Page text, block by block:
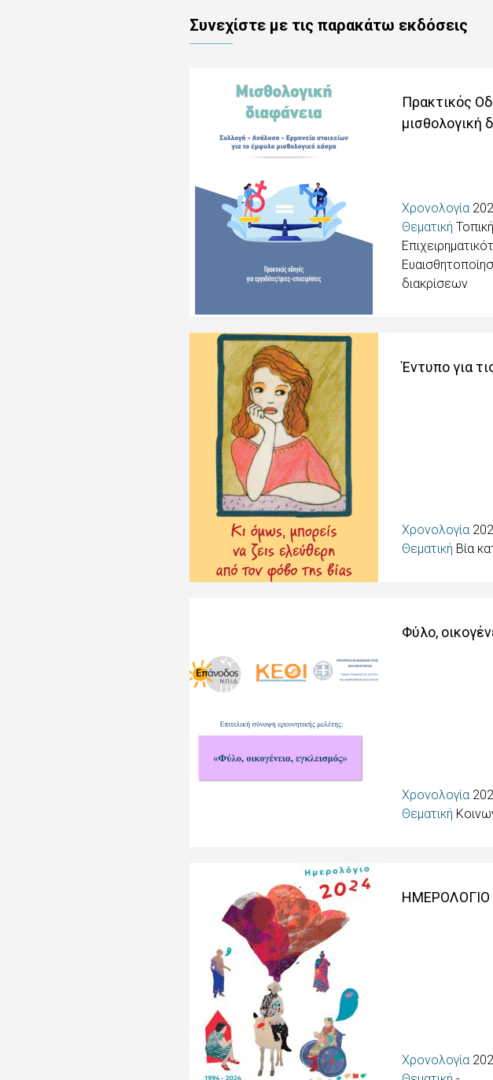
Συνεχίστε με τις παρακάτω εκδόσεις
Πρακτικός
μισθολογική
Χρονολογία
Θεματική
διακρίσεων
Έντυπο για
Χρονολογία
Θεματική Βία
Φύλο,
Χρονολογία
Θεματική
ΗΜΕΡΟΛΟΓΙΟ
Χρονολογία